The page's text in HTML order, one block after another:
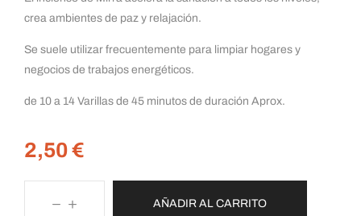
crea ambientes de paz y relajación.
Se suele utilizar frecuentemente para limpiar hogares y
negocios de trabajos energéticos.
de 10 a 14 Varillas de 45 minutos de duración Aprox.
2,50€
AÑADIR AL CARRITO